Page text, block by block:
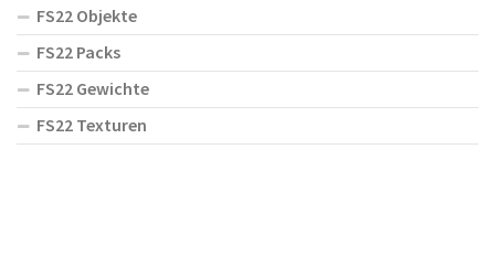
FS22 Objekte
FS22 Packs
FS22 Gewichte
FS22 Texturen